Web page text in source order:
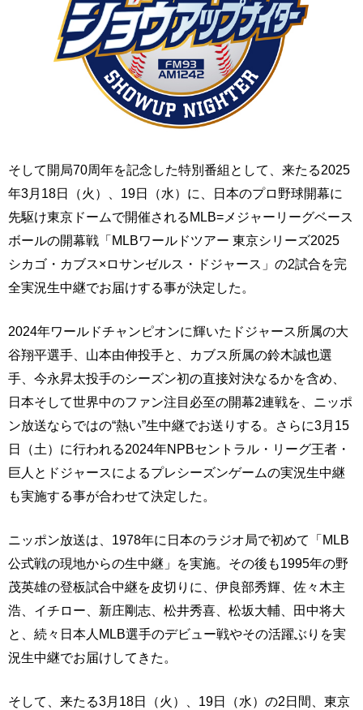
そして開局70周年を記念した特別番組として、来たる2025
年3月18日（火）、19日（水）に、日本のプロ野球開幕に
先駆け東京ドームで開催されるMLB=メジャーリーグベース
ボールの開幕戦「MLBワールドツアー 東京シリーズ2025
シカゴ・カブス×ロサンゼルス・ドジャース」の2試合を完
全実況生中継でお届けする事が決定した。
2024年ワールドチャンピオンに輝いたドジャース所属の大
谷翔平選手、山本由伸投手と、カブス所属の鈴木誠也選
手、今永昇太投手のシーズン初の直接対決なるかを含め、
日本そして世界中のファン注目必至の開幕2連戦を、ニッポ
ン放送ならではの“熱い”生中継でお送りする。さらに3月15
日（土）に行われる2024年NPBセントラル・リーグ王者・
巨人とドジャースによるプレシーズンゲームの実況生中継
も実施する事が合わせて決定した。
ニッポン放送は、1978年に日本のラジオ局で初めて「MLB
公式戦の現地からの生中継」を実施。その後も1995年の野
茂英雄の登板試合中継を皮切りに、伊良部秀輝、佐々木主
浩、イチロー、新庄剛志、松井秀喜、松坂大輔、田中将大
と、続々日本人MLB選手のデビュー戦やその活躍ぶりを実
況生中継でお届けしてきた。
そして、来たる3月18日（火）、19日（水）の2日間、東京